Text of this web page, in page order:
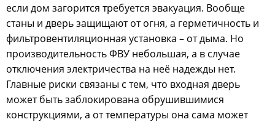
если дом загорится требуется эвакуация. Вообще
станы и дверь защищают от огня, а герметичность и
фильтровентиляционная установка – от дыма. Но
производительность ФВУ небольшая, а в случае
отключения электричества на неё надежды нет.
Главные риски связаны с тем, что входная дверь
может быть заблокирована обрушившимися
конструкциями, а от температуры она сама может